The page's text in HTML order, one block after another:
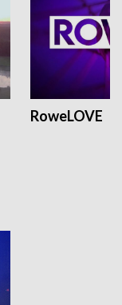
RoweLOVE